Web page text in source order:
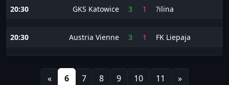
20:30 GKS Katowice 3 1 ?ilina
20:30 Austria Vienne 3 1 FK Liepaja
« 6 7 8 9 10 11 »